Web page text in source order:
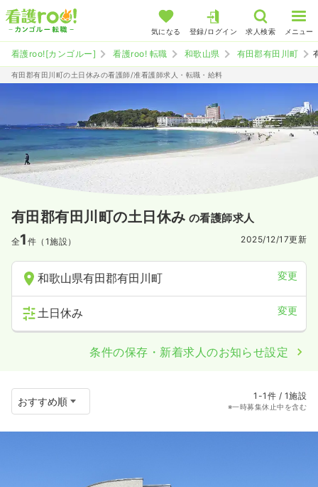
気になる 登録/ログイン 求人検索 メニュー
看護roo![カンゴルー] 看護roo! 転職 和歌山県 有田郡有田川町
有田郡有田川町の土日休みの看護師/准看護師求人・転職・給料
有田郡有田川町の土日休み の看護師求人
全1 件（1施設） 2025/12/17更新
和歌山県有田郡有田川町 変更
土日休み 変更
条件の保存・新着求人のお知らせ設定
1-1件 / 1施設
※一時募集休止中を含む